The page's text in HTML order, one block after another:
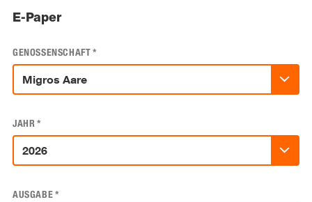
E-Paper
GENOSSENSCHAFT*
JAHR*
AUSGABE*